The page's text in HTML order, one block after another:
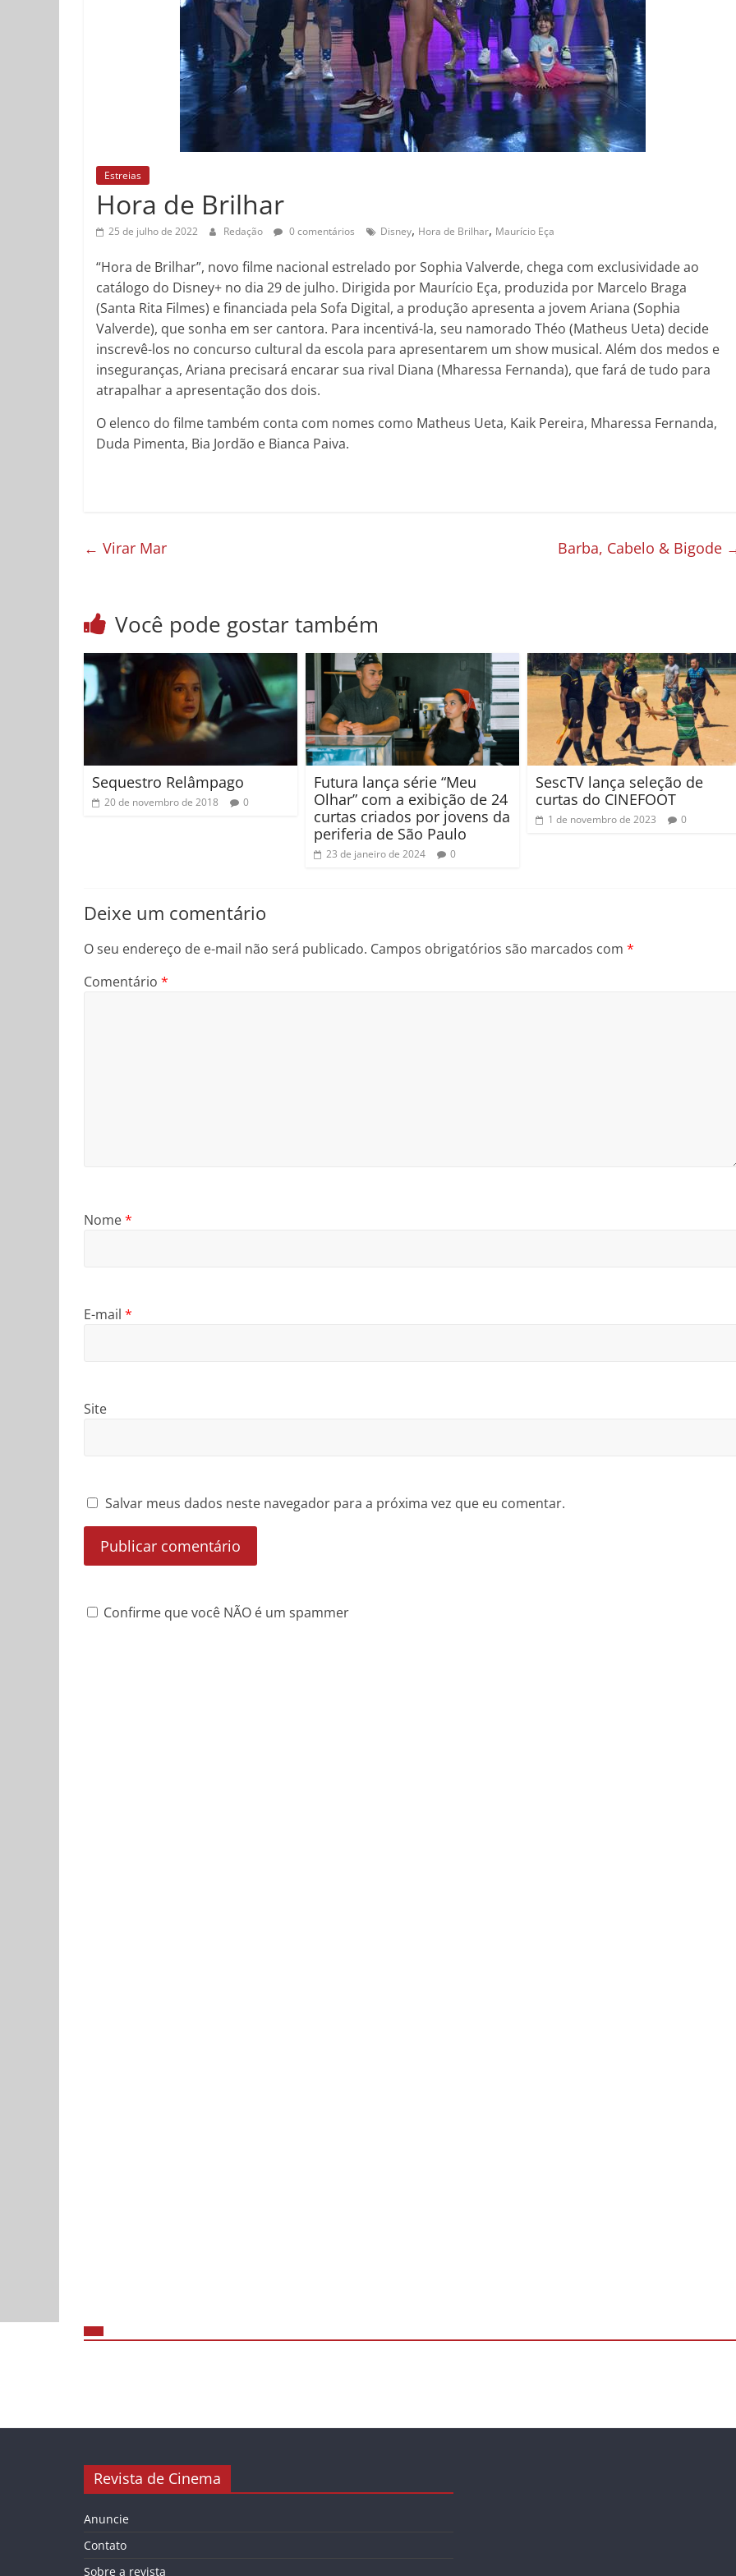
Estreias
Hora de Brilhar
25 de julho de 2022 Redação 0 comentários Disney, Hora de Brilhar, Maurício Eça
“Hora de Brilhar”, novo filme nacional estrelado por Sophia Valverde, chega com exclusividade ao
catálogo do Disney+ no dia 29 de julho. Dirigida por Maurício Eça, produzida por Marcelo Braga
(Santa Rita Filmes) e financiada pela Sofa Digital, a produção apresenta a jovem Ariana (Sophia
Valverde), que sonha em ser cantora. Para incentivá-la, seu namorado Théo (Matheus Ueta) decide
inscrevê-los no concurso cultural da escola para apresentarem um show musical. Além dos medos e
inseguranças, Ariana precisará encarar sua rival Diana (Mharessa Fernanda), que fará de tudo para
atrapalhar a apresentação dos dois.
O elenco do filme também conta com nomes como Matheus Ueta, Kaik Pereira, Mharessa Fernanda,
Duda Pimenta, Bia Jordão e Bianca Paiva.
← Virar Mar Barba, Cabelo & Bigode
Você pode gostar também
Sequestro Relâmpago
20 de novembro de 2018 0
Futura lança série “Meu
Olhar” com a exibição de 24
curtas criados por jovens da
periferia de São Paulo
23 de janeiro de 2024 0
SescTV lança seleção de
curtas do CINEFOOT
1 de novembro de 2023 0
Deixe um comentário
O seu endereço de e-mail não será publicado. Campos obrigatórios são marcados com *
Comentário *
Nome*
E-mail *
Site
Salvar meus dados neste navegador para a próxima vez que eu comentar.
Confirme que você NÃO é um spammer
Revista de Cinema
Anuncie
Contato
Sobre a revista